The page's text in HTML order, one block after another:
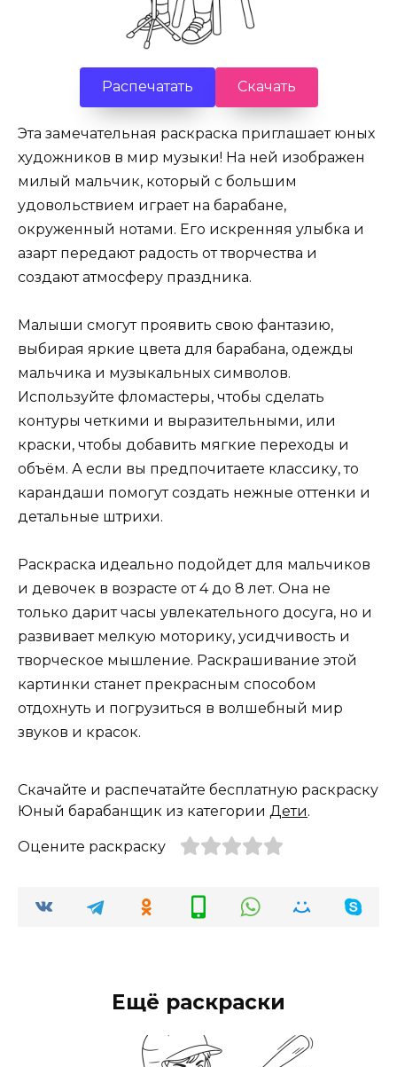
Распечатать Скачать
Эта замечательная раскраска приглашает юных
художников в мир музыки! На ней изображен
милый мальчик, который с большим
удовольствием играет на барабане,
окруженный нотами. Его искренняя улыбка и
азарт передают радость от творчества и
создают атмосферу праздника.
Малыши смогут проявить свою фантазию,
выбирая яркие цвета для барабана, одежды
мальчика и музыкальных символов.
Используйте фломастеры, чтобы сделать
контуры четкими и выразительными, или
краски, чтобы добавить мягкие переходы и
объём. А если вы предпочитаете классику, то
карандаши помогут создать нежные оттенки и
детальные штрихи.
Раскраска идеально подойдет для мальчиков
и девочек в возрасте от 4 до 8 лет. Она не
только дарит часы увлекательного досуга, но и
развивает мелкую моторику, усидчивость и
творческое мышление. Раскрашивание этой
картинки станет прекрасным способом
отдохнуть и погрузиться в волшебный мир
звуков и красок.
Скачайте и распечатайте бесплатную раскраску
Юный барабанщик из категории Дети.
Оцените раскраску
Ещё раскраски